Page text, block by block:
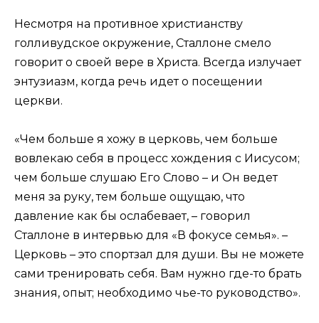
Несмотря на противное христианству
голливудское окружение, Сталлоне смело
говорит о своей вере в Христа. Всегда излучает
энтузиазм, когда речь идет о посещении
церкви.
«Чем больше я хожу в церковь, чем больше
вовлекаю себя в процесс хождения с Иисусом;
чем больше слушаю Его Слово – и Он ведет
меня за руку, тем больше ощущаю, что
давление как бы ослабевает, – говорил
Сталлоне в интервью для «В фокусе семья». –
Церковь – это спортзал для души. Вы не можете
сами тренировать себя. Вам нужно где-то брать
знания, опыт; необходимо чье-то руководство».